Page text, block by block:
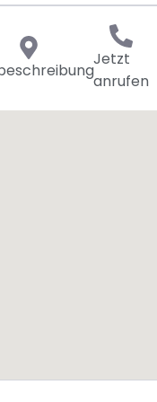
Jetzt
anrufen